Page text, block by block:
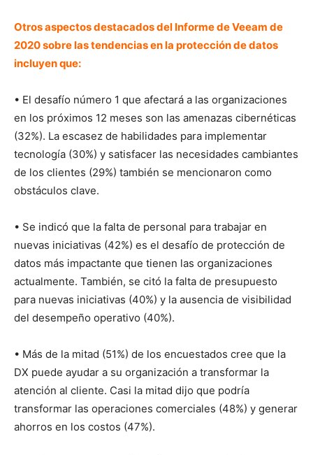
Otros aspectos destacados del Informe de Veeam de
2020 sobre las tendencias en la protección de datos
incluyen que:
• El desafío número 1 que afectará a las organizaciones
en los próximos 12 meses son las amenazas cibernéticas
(32%). La escasez de habilidades para implementar
tecnología (30%) y satisfacer las necesidades cambiantes
de los clientes (29%) también se mencionaron como
obstáculos clave.
• Se indicó que la falta de personal para trabajar en
nuevas iniciativas (42%) es el desafío de protección de
datos más impactante que tienen las organizaciones
actualmente. También, se citó la falta de presupuesto
para nuevas iniciativas (40%) y la ausencia de visibilidad
del desempeño operativo (40%).
• Más de la mitad (51%) de los encuestados cree que la
DX puede ayudar a su organización a transformar la
atención al cliente. Casi la mitad dijo que podría
transformar las operaciones comerciales (48%) y generar
ahorros en los costos (47%).